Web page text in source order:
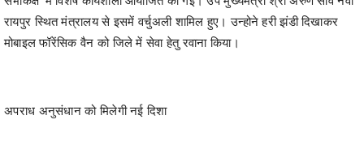
रायपुर स्थित मंत्रालय से इसमें वर्चुअली शामिल हुए। उन्होने हरी झंडी दिखाकर
मोबाइल फॉरेंसिक वैन को जिले में सेवा हेतु रवाना किया।
अपराध अनुसंधान को मिलेगी नई दिशा